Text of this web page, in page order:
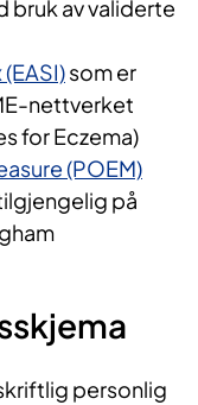
bruk av validerte
som er
nettverket
for Eczema)
(POEM)
på
personlig